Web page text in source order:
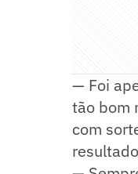
— Foi
tão bom
com